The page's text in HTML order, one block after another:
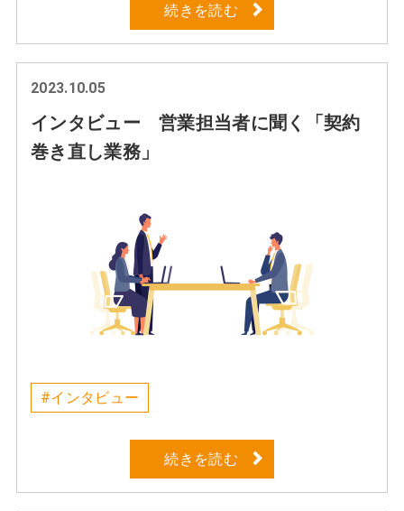
続きを読む
2023.10.05
インタビュー 営業担当者に聞く「契約
巻き直し業務」
#インタビュー
続きを読む